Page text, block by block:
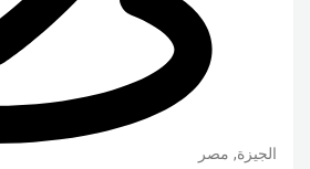
الجيزة, مصر